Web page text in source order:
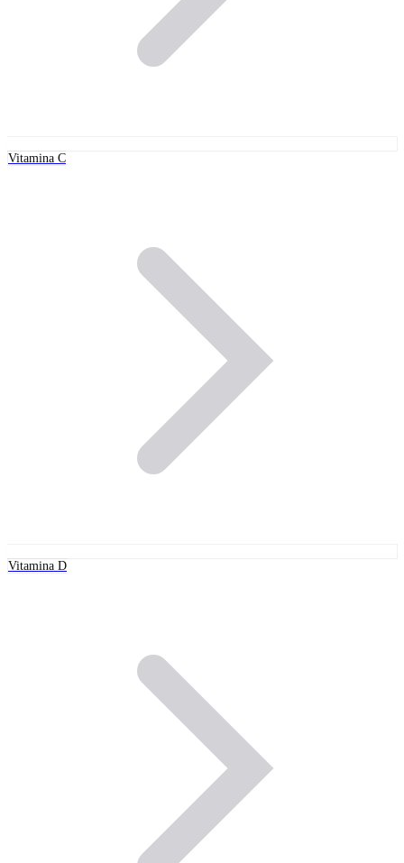
Vitamina C
Vitamina D